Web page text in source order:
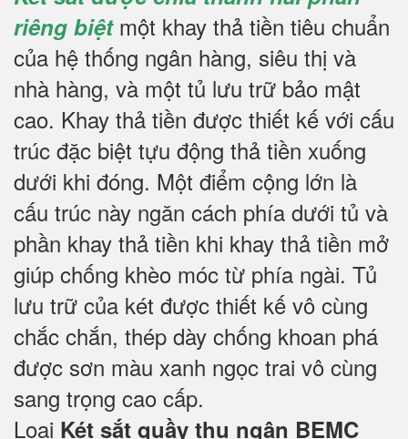
riêng biệtmột khay thả tiền tiêu chuẩn
của hệ thống ngân hàng, siêu thị và
nhà hàng, và một tủ lưu trữ bảo mật
cao. Khay thả tiền được thiết kế với cấu
trúc đặc biệt tựu động thả tiền xuống
dưới khi đóng. Một điểm cộng lớn là
cấu trúc này ngăn cách phía dưới tủ và
phần khay thả tiền khi khay thả tiền mở
giúp chống khèo móc từ phía ngài. Tủ
lưu trữ của két được thiết kế vô cùng
chắc chắn, thép dày chống khoan phá
được sơn màu xanh ngọc trai vô cùng
sang trọng cao cấp.
Loại Két sắt quầy thu ngân BEMC